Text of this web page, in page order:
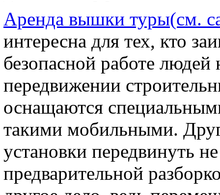
Аренда вышки туры(см.
интересна для тех, кто
безопасной работе
передвижении
оснащаются
такими мобильными.
установки передвинуть
предварительной